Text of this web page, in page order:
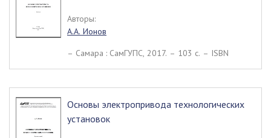
Авторы:
А.А. Ионов
– Самара : СамГУПС, 2017. – 103 c. – ISBN
Основы электропривода технологических
установок